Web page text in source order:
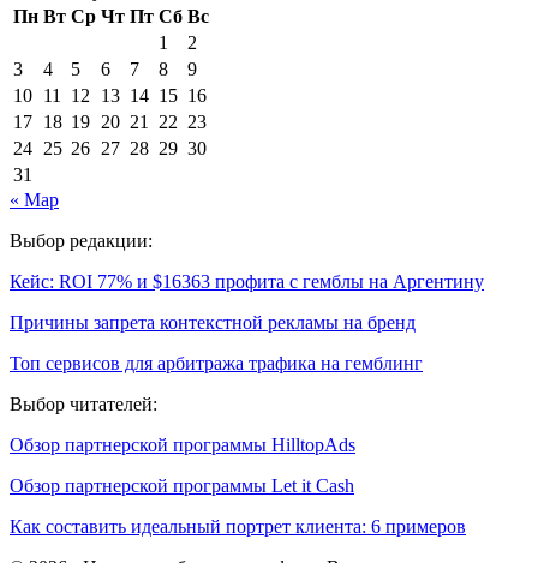
Пн Вт Ср Чт Пт Сб Вс
1
2
3
4 5 6 7 8
9
10 11 12 13 14 15 16
17 18 19 20 21 22 23
24 25 26 27 28 29 30
31
« Мар
Выбор редакции:
Кейс: ROI 77% и $16363 профита с гемблы на Аргентину
Причины запрета контекстной рекламы на бренд
Топ сервисов для арбитража трафика на гемблинг
Выбор читателей:
Обзор партнерской программы HilltopAds
Обзор партнерской программы Let it Cash
Как составить идеальный портрет клиента: 6 примеров